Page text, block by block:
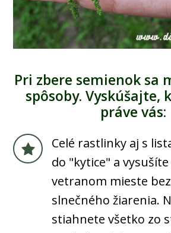
Pri zbere semienok sa
spôsoby. Vyskúšajte,
práve vás:
Celé rastlinky aj s
do "kytice" a
vetranom mieste
slnečného žiarenia.
stiahnete všetko zo